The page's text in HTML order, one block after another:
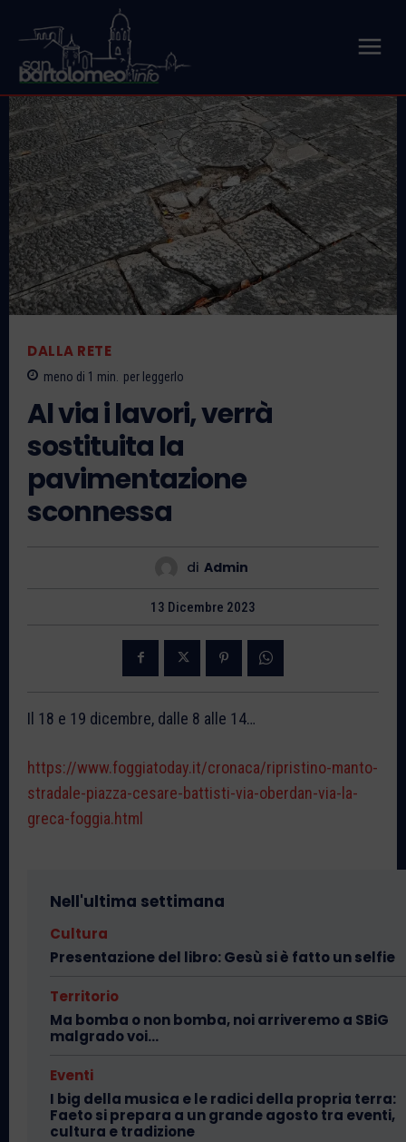
DALLA RETE
meno di 1 min. per leggerlo
Al via i lavori, verrà
sostituita la
pavimentazione
sconnessa
di Admin
13 Dicembre 2023
Il 18 e 19 dicembre, dalle 8 alle 14…
https://www.foggiatoday.it/cronaca/ripristino-manto-
stradale-piazza-cesare-battisti-via-oberdan-via-la-
greca-foggia.html
Nell'ultima settimana
Cultura
Presentazione del libro: Gesù si è fatto un selfie
Territorio
Ma bomba o non bomba, noi arriveremo a SBiG
malgrado voi…
Eventi
I big della musica e le radici della propria terra:
Faeto si prepara a un grande agosto tra eventi,
cultura e tradizione